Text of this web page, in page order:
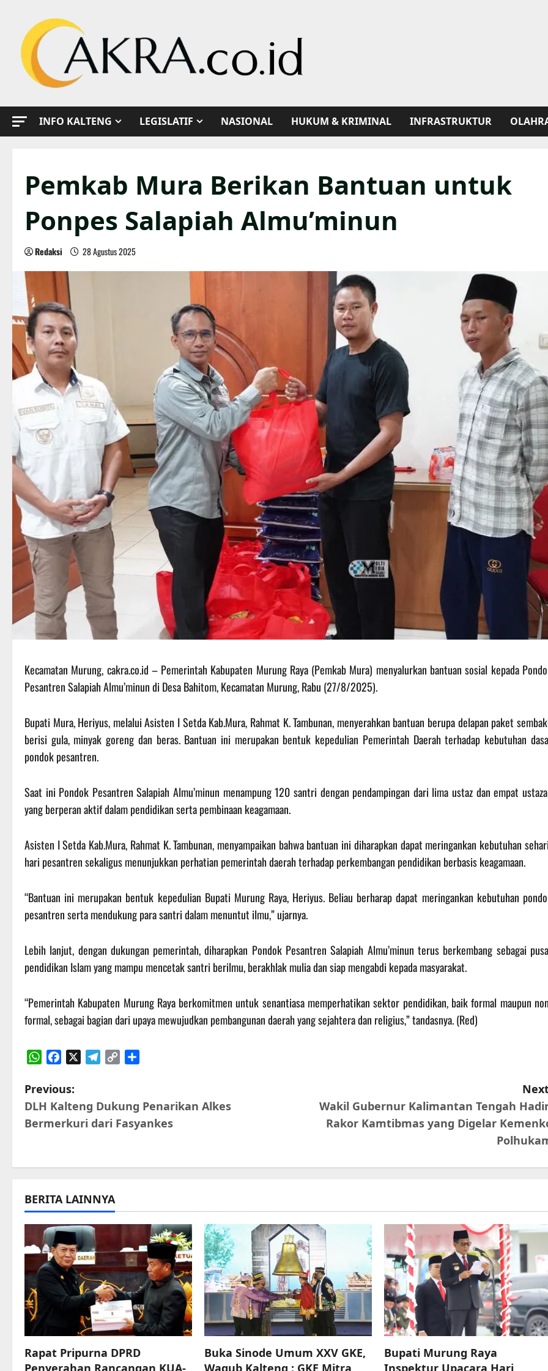
content
INFO KALTENG LEGISLATIF NASIONAL HUKUM & KRIMINAL INFRASTRUKTUR
Pemkab Mura Berikan Bantuan untuk
Ponpes Salapiah Almu’minun
Redaksi 28 Agustus 2025
Kecamatan Murung, cakra.co.id – Pemerintah Kabupaten Murung Raya (Pemkab Mura) menyalurkan bantuan sosial kepada
Pesantren Salapiah Almu’minun di Desa Bahitom, Kecamatan Murung, Rabu (27/8/2025).
Bupati Mura, Heriyus, melalui Asisten I Setda Kab.Mura, Rahmat K. Tambunan, menyerahkan bantuan berupa delapan paket
berisi gula, minyak goreng dan beras. Bantuan ini merupakan bentuk kepedulian Pemerintah Daerah terhadap kebutuhan
pondok pesantren.
Saat ini Pondok Pesantren Salapiah Almu’minun menampung 120 santri dengan pendampingan dari lima ustaz dan empat
yang berperan aktif dalam pendidikan serta pembinaan keagamaan.
Asisten I Setda Kab.Mura, Rahmat K. Tambunan, menyampaikan bahwa bantuan ini diharapkan dapat meringankan kebutuhan
hari pesantren sekaligus menunjukkan perhatian pemerintah daerah terhadap perkembangan pendidikan berbasis keagamaan.
“Bantuan ini merupakan bentuk kepedulian Bupati Murung Raya, Heriyus. Beliau berharap dapat meringankan kebutuhan
pesantren serta mendukung para santri dalam menuntut ilmu,” ujarnya.
Lebih lanjut, dengan dukungan pemerintah, diharapkan Pondok Pesantren Salapiah Almu’minun terus berkembang sebagai
pendidikan Islam yang mampu mencetak santri berilmu, berakhlak mulia dan siap mengabdi kepada masyarakat.
“Pemerintah Kabupaten Murung Raya berkomitmen untuk senantiasa memperhatikan sektor pendidikan, baik formal maupun
formal, sebagai bagian dari upaya mewujudkan pembangunan daerah yang sejahtera dan religius,” tandasnya. (Red)
P
o
t
n
a
v
i
g
a
t
Previous:
DLH Kalteng Dukung Penarikan Alkes
Bermerkuri dari Fasyankes
Wakil Gubernur Kalimantan Tengah
Rakor Kamtibmas yang Digelar
BERITA LAINNYA
Rapat Pripurna DPRD
Penyerahan Rancangan KUA-
Buka Sinode Umum XXV GKE,
Wagub Kalteng : GKE Mitra
Bupati Murung Raya
Inspektur Upacara Hari